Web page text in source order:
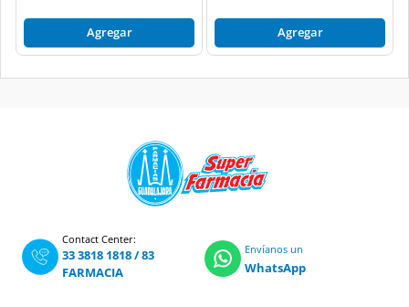
Agregar Agregar
Contact Center:
33 3818 1818/83
FARMACIA
Envíanos un
WhatsApp